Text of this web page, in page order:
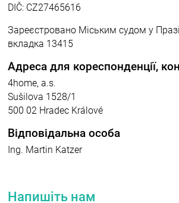
DIČ: CZ27465616
Зареєстровано Міським судом у
вкладка 13415
Адреса для кореспонденції,
4home, a.s.
Sušilova 1528/1
500 02 Hradec Králové
Відповідальна особа
Ing. Martin Katzer
Напишіть нам